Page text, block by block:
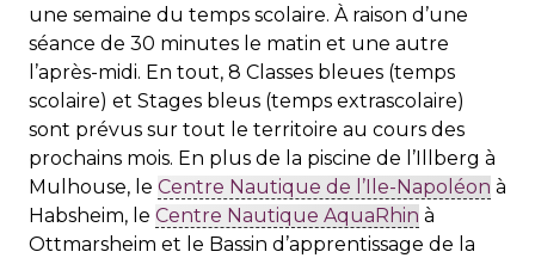
une semaine du temps scolaire. À raison d’une
séance de 30 minutes le matin et une autre
l’après-midi. En tout, 8 Classes bleues (temps
scolaire) et Stages bleus (temps extrascolaire)
sont prévus sur tout le territoire au cours des
prochains mois. En plus de la piscine de l’Illberg à
Mulhouse, le Centre Nautique de l’Ile-Napoléon à
Habsheim, le Centre Nautique AquaRhin à
Ottmarsheim et le Bassin d’apprentissage de la